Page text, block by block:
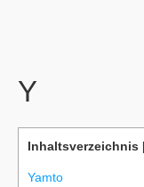
Y
Inhaltsverzeichnis
Yamto